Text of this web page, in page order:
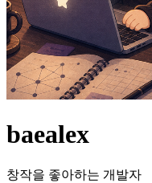
baealex
창작을 좋아하는 개발자